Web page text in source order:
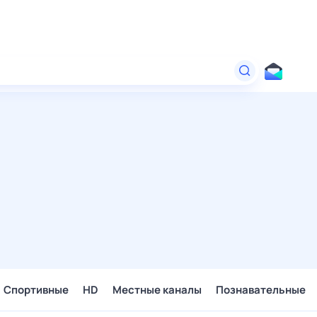
Спортивные HD Местные каналы Познавательные